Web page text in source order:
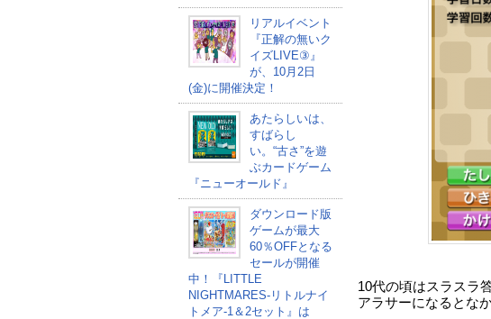
リアルイベント
『正解の無いク
イズLIVE③』
が、10月2日
(金)に開催決定！
あたらしいは、
すばらし
い。“古さ”を遊
ぶカードゲーム
『ニューオールド』
ダウンロード版
ゲームが最大
60％OFFとなる
セールが開催
中！『LITTLE
NIGHTMARES-リトルナイ
トメア-1＆2セット』は
10代の頃はスラスラ
アラサーになるとな